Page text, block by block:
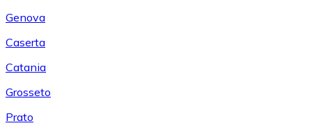
Genova
Caserta
Catania
Grosseto
Prato